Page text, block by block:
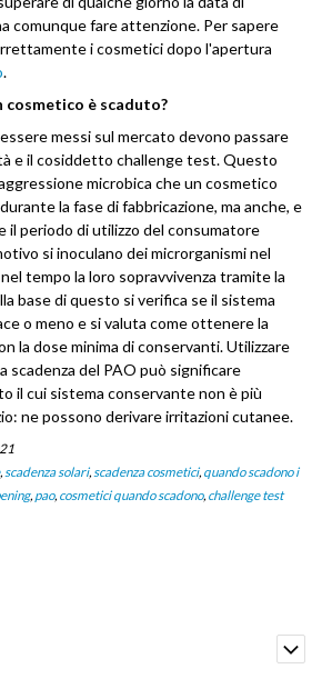
comunque fare attenzione. Per sapere
i cosmetici dopo l'apertura
.
cosmetico è scaduto?
messi sul mercato devono passare
e il cosiddetto challenge test. Questo
microbica che un cosmetico
la fase di fabbricazione, ma anche, e
periodo di utilizzo del consumatore
si inoculano dei microrganismi nel
tempo la loro sopravvivenza tramite la
base di questo si verifica se il sistema
o meno e si valuta come ottenere la
la dose minima di conservanti. Utilizzare
scadenza del PAO può significare
il cui sistema conservante non è più
ne possono derivare irritazioni cutanee.
, scadenza solari, scadenza cosmetici, quando scadono i
, pao, cosmetici quando scadono, challenge test